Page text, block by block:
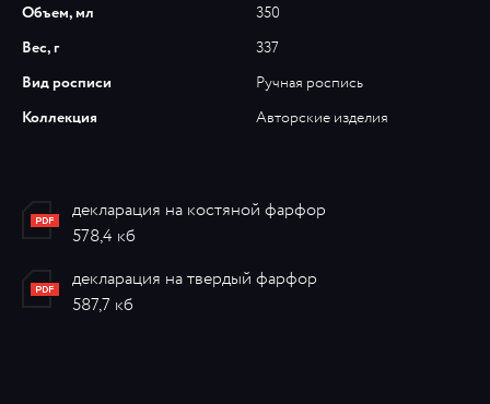
Объем, мл
350
Вес, г
337
Вид росписи
Ручная роспись
Коллекция
Авторские изделия
декларация на костяной фарфор
578,4 кб
декларация на твердый фарфор
587,7 кб